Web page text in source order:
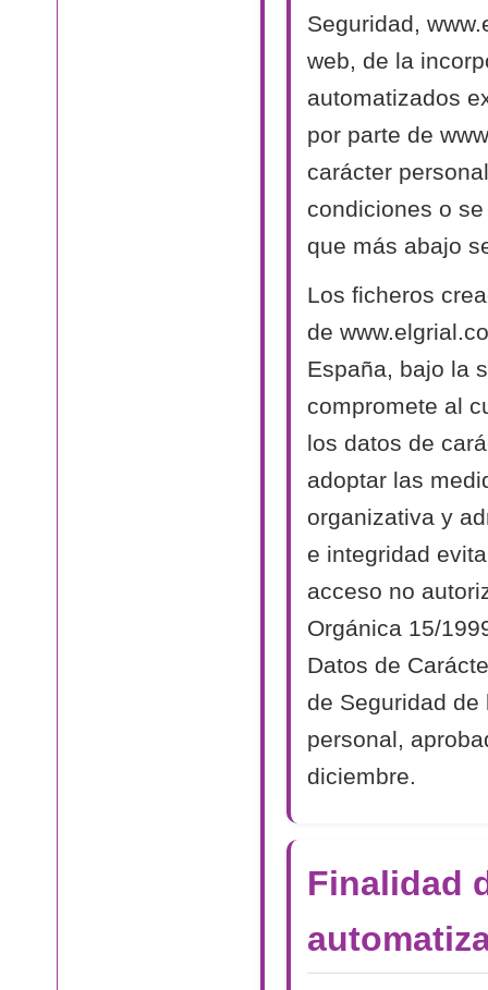
Seguridad,
web, de la
automatizados
por parte de
carácter
condiciones o
que más abajo
Los ficheros
de
España, bajo la
compromete al
los datos de
adoptar las
organizativa y
e integridad
acceso no
Orgánica 15/
Datos de
de Seguridad
personal,
diciembre.
Finalidad